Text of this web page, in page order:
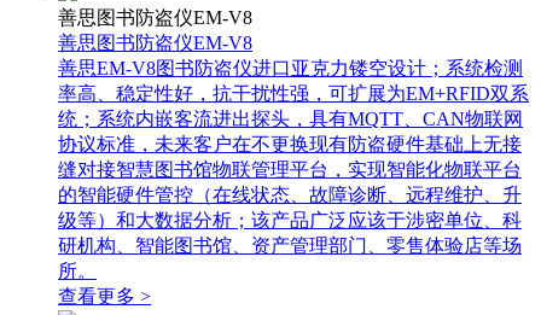
善思图书防盗仪EM-V8
善思图书防盗仪EM-V8
善思EM-V8图书防盗仪进口亚克力镂空设计；系统检测
率高、稳定性好，抗干扰性强，可扩展为EM+RFID双系
统；系统内嵌客流进出探头，具有MQTT、CAN物联网
协议标准，未来客户在不更换现有防盗硬件基础上无接
缝对接智慧图书馆物联管理平台，实现智能化物联平台
的智能硬件管控（在线状态、故障诊断、远程维护、升
级等）和大数据分析；该产品广泛应该于涉密单位、科
研机构、智能图书馆、资产管理部门、零售体验店等场
所。
查看更多 >